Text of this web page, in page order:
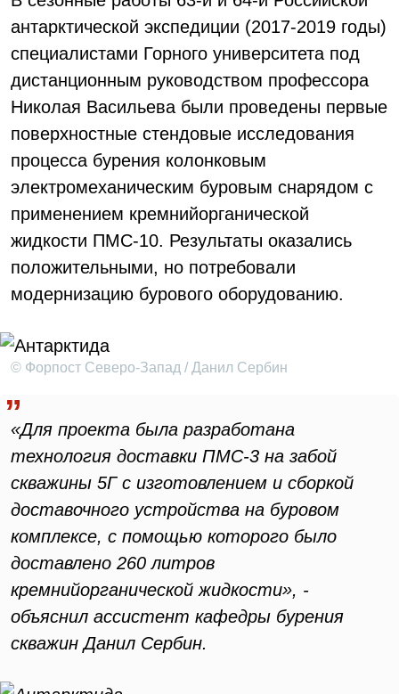
антарктической экспедиции (2017-2019 годы)
специалистами Горного университета под
дистанционным руководством профессора
Николая Васильева были проведены первые
поверхностные стендовые исследования
процесса бурения колонковым
электромеханическим буровым снарядом с
применением кремнийорганической
жидкости ПМС-10. Результаты оказались
положительными, но потребовали
модернизацию бурового оборудованию.
© Форпост Северо-Запад / Данил Сербин
«Для проекта была разработана
технология доставки ПМС-3 на забой
скважины 5Г с изготовлением и сборкой
доставочного устройства на буровом
комплексе, с помощью которого было
доставлено 260 литров
кремнийорганической жидкости», -
объяснил ассистент кафедры бурения
скважин Данил Сербин.